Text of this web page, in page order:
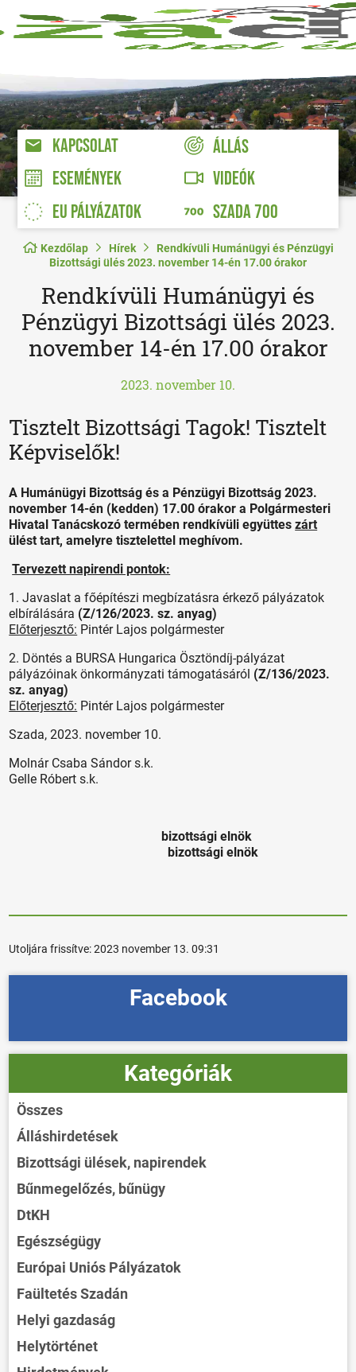
KAPCSOLAT
ÁLLÁS
ESEMÉNYEK
VIDEÓK
EU PÁLYÁZATOK
SZADA 700
Kezdőlap Hírek
Rendkívüli Humánügyi és Pénzügyi
Bizottsági ülés 2023. november 14-én 17.00 órakor
Rendkívüli Humánügyi és
Pénzügyi Bizottsági ülés 2023.
november 14-én 17.00 órakor
2023. november 10.
Tisztelt Bizottsági Tagok! Tisztelt
Képviselők!
A Humánügyi Bizottság és a Pénzügyi Bizottság 2023.
november 14-én (kedden) 17.00 órakor a Polgármesteri
Hivatal Tanácskozó termében rendkívüli együtteszárt
ülést tart, amelyre tisztelettel meghívom.
Tervezett napirendi pontok:
1. Javaslat a főépítészi megbízatásra érkező pályázatok
elbírálására (Z/126/2023. sz. anyag)
Előterjesztő: Pintér Lajos polgármester
2. Döntés a BURSA Hungarica Ösztöndíj-pályázat
pályázóinak önkormányzati támogatásáról (Z/136/2023.
sz. anyag)
Előterjesztő: Pintér Lajos polgármester
Szada, 2023. november 10.
Molnár Csaba Sándor s.k.
Gelle Róbert s.k.
bizottsági elnök
bizottsági elnök
Utoljára frissítve:2023 november 13. 09:31
Facebook
Kategóriák
Összes
Álláshirdetések
Bizottsági ülések, napirendek
Bűnmegelőzés, bűnügy
DtKH
Egészségügy
Európai Uniós Pályázatok
Faültetés Szadán
Helyi gazdaság
Helytörténet